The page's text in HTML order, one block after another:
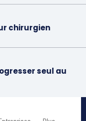
chirurgien
seul au